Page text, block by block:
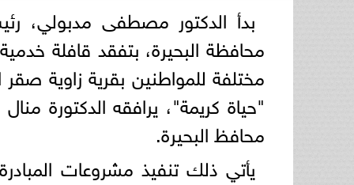
بدأ الدكتور مصطفى مدبولي،
محافظة البحيرة، بتفقد قافلة
مختلفة للمواطنين بقرية زاوية صقر
"حياة كريمة"، يرافقه الدكتورة
محافظ البحيرة.